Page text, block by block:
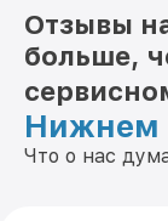
Отзывы
больше,
Нижнем
Что о нас